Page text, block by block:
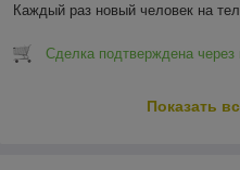
Каждый раз новый человек на
Сделка подтверждена через
Показать